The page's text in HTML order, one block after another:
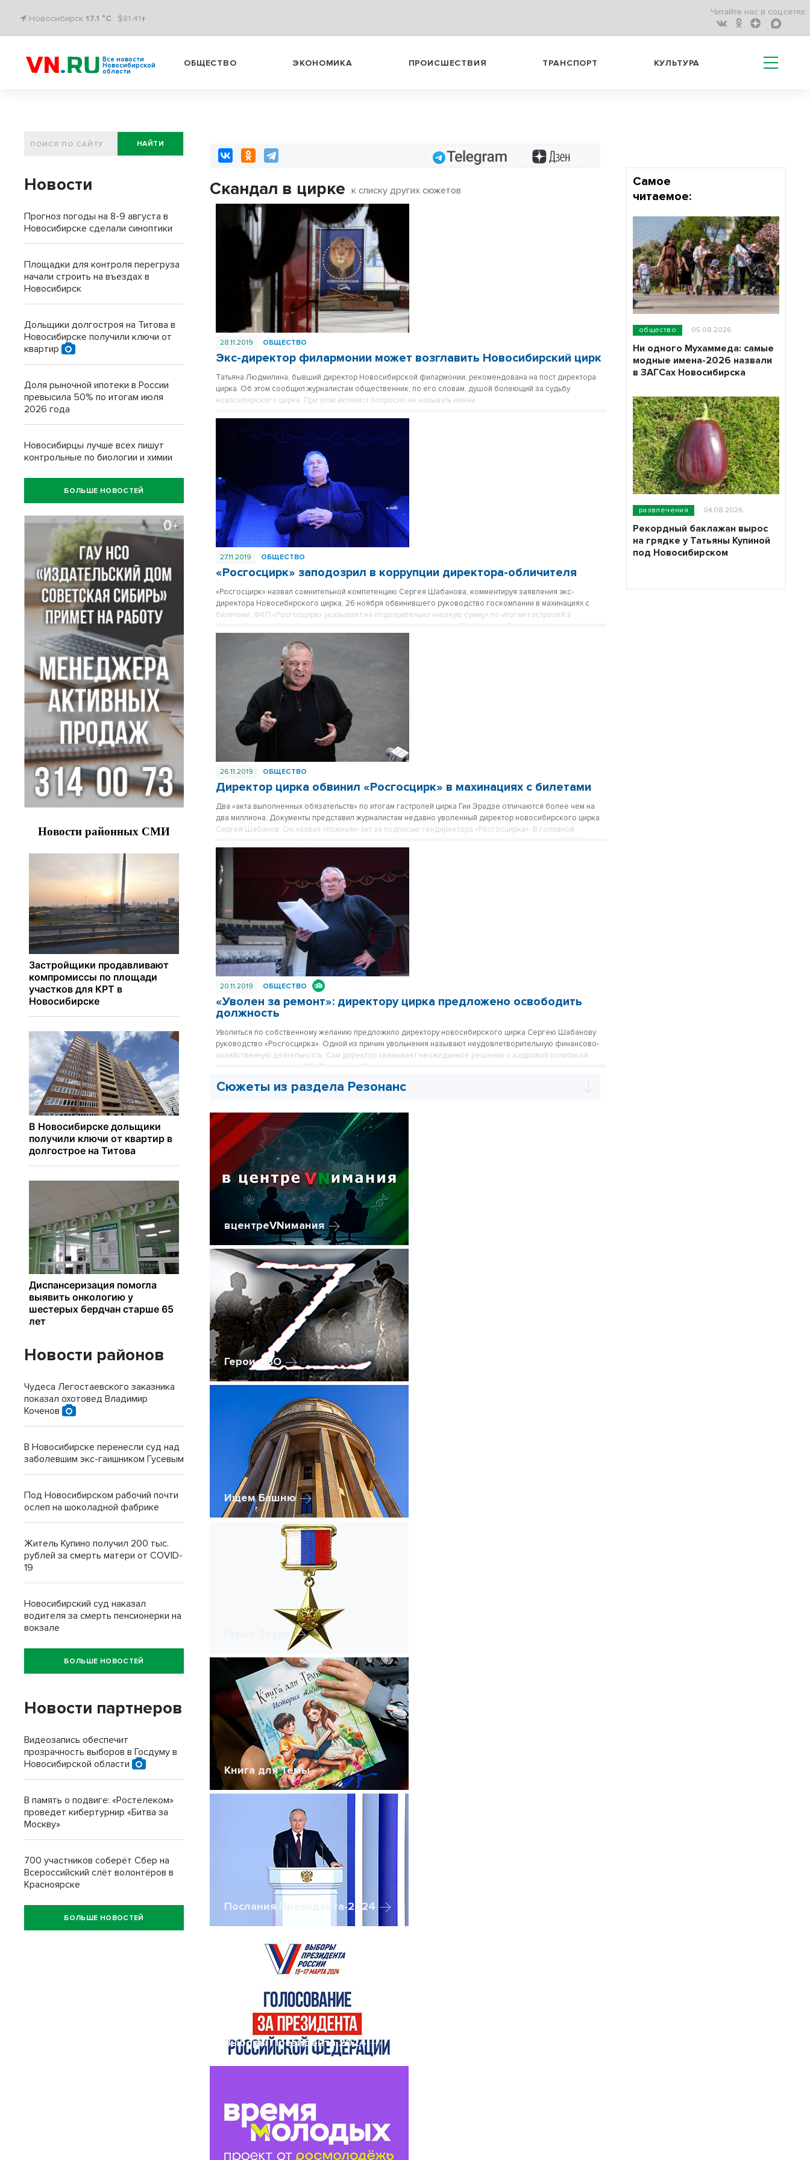
Новосибирск 17.1 °C $81.41↑
Читайте нас в соц.сетях:
Все новости
Новосибирской
области
ОБЩЕСТВО ЭКОНОМИКА ПРОИСШЕСТВИЯ ТРАНСПОРТ КУЛЬТУРА
Telegram
Скандал в цирке к списку других сюжетов
28.11.2019 ОБЩЕСТВО
Экс-директор филармонии может возглавить Новосибирский цирк
Татьяна Людмилина, бывший директор Новосибирской филармонии, рекомендована на пост директора
цирка. Об этом сообщил журналистам общественник, по его словам, душой болеющий за судьбу
новосибирского цирка. При этом активист попросил не называть имени.
27.11.2019 ОБЩЕСТВО
«Росгосцирк» заподозрил в коррупции директора-обличителя
«Росгосцирк» назвал сомнительной компетенцию Сергея Шабанова, комментируя заявления экс-
директора Новосибирского цирка, 26 ноября обвинившего руководство госкомпании в махинациях с
билетами. ФКП «Росгосцирк» указывает на подозрительно «низкую сумму» по итогам гастролей в
Новосибирске «Королевского цирка» в документах, подписанных Шабановым. Росгосцирк пытается
26.11.2019 ОБЩЕСТВО
Директор цирка обвинил «Росгосцирк» в махинациях с билетами
Два «акта выполненных обязательств» по итогам гастролей цирка Гии Эрадзе отличаются более чем на
два миллиона. Документы представил журналистам недавно уволенный директор новосибирского цирка
Сергей Шабанов. Он назвал «ложным» акт за подписью гендиректора «Росгосцирка». В головной
организации, в свою очередь, слова экс-директора опровергли и заявили о некомпетентности Шабанова,
20.11.2019 ОБЩЕСТВО
«Уволен за ремонт»: директору цирка предложено освободить
должность
Уволиться по собственному желанию предложило директору новосибирского цирка Сергею Шабанову
руководство «Росгосцирка». Одной из причин увольнения называют неудовлетворительную финансово-
хозяйственную деятельность. Сам директор связывает неожиданное решение с кадровой политикой
нового руководителя ФКП «Росцирка». Он не подписал документы о своем увольнении, а показал
Сюжеты из раздела Резонанс
вцентреVNимания
Герои СВО
Ищем Башню
Книга для Тёмы
Послания Президента-2024
Выборы Президента 2024
НАЙТИ
Новости
Прогноз погоды на 8-9 августа в
Новосибирске сделали синоптики
Площадки для контроля перегруза
начали строить на въездах в
Новосибирск
Дольщики долгостроя на Титова в
Новосибирске получили ключи от
квартир
Доля рыночной ипотеки в России
превысила 50% по итогам июля
2026 года
Новосибирцы лучше всех пишут
контрольные по биологии и химии
БОЛЬШЕ НОВОСТЕЙ
Новости районов
Чудеса Легостаевского заказника
показал охотовед Владимир
Коченов
В Новосибирске перенесли суд над
заболевшим экс-гаишником Гусевым
Под Новосибирском рабочий почти
ослеп на шоколадной фабрике
Житель Купино получил 200 тыс.
рублей за смерть матери от COVID-
19
Новосибирский суд наказал
водителя за смерть пенсионерки на
вокзале
БОЛЬШЕ НОВОСТЕЙ
Новости партнеров
Видеозапись обеспечит
прозрачность выборов в Госдуму в
Новосибирской области
В память о подвиге: «Ростелеком»
проведет кибертурнир «Битва за
Москву»
700 участников соберёт Сбер на
Всероссийский слёт волонтёров в
Красноярске
БОЛЬШЕ НОВОСТЕЙ
Самое
читаемое:
общество 05.08.2026
Ни одного Мухаммеда: самые
модные имена-2026 назвали
в ЗАГСах Новосибирска
развлечения 04.08.2026
Рекордный баклажан вырос
на грядке у Татьяны Купиной
под Новосибирском